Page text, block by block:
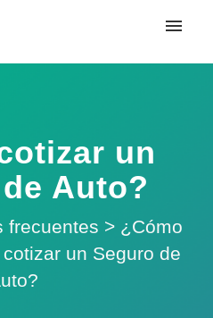
un
Auto?
frecuentes > ¿Cómo
un Seguro de